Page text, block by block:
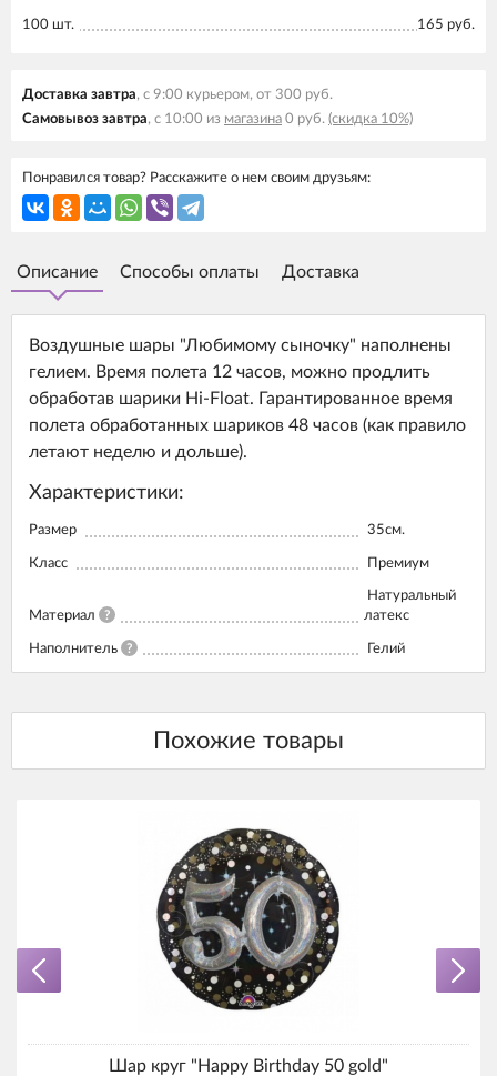
100 шт. 165 руб.
Доставка завтра, с 9:00 курьером, от 300 руб.
Самовывоз завтра, с 10:00 из магазина 0 руб. (скидка 10%)
Понравился товар? Расскажите о нем своим друзьям:
Описание Способы оплаты Доставка
Воздушные шары "Любимому сыночку" наполнены
гелием. Время полета 12 часов, можно продлить
обработав шарики Hi-Float. Гарантированное время
полета обработанных шариков 48 часов (как правило
летают неделю и дольше).
Характеристики:
Размер 35см.
Класс Премиум
Материал ?
Натуральный
латекс
Наполнитель ? Гелий
Шар круг "Happy Birthday 50 gold"